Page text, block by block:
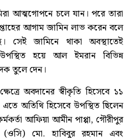
আত্মগোপনে চলে যান। পরে তারা
আগাম জামিন লাভ করেন বলে
সেই জামিনে থাকা অবস্থাতেই
হয়ে আল ইমরান বিভিন্ন
তুলে দেন।
অবদানের স্বীকৃতি হিসেবে ১১
অতিথি হিসেবে উপস্থিত ছিলেন
আফিয়া আমীন পাপ্পা, গৌরীপুর
(ওসি) মো. হাবিবুর রহমান এবং